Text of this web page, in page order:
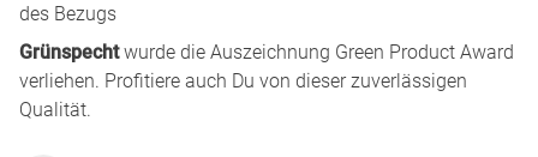
des Bezugs
Grünspechtwurde die Auszeichnung Green Product Award
verliehen. Profitiere auch Du von dieser zuverlässigen
Qualität.